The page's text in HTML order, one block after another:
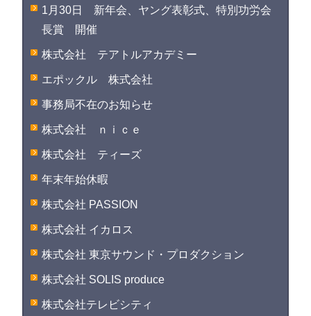
1月30日 新年会、ヤング表彰式、特別功労会
長賞 開催
株式会社 テアトルアカデミー
エポックル 株式会社
事務局不在のお知らせ
株式会社 ｎｉｃｅ
株式会社 ティーズ
年末年始休暇
株式会社 PASSION
株式会社 イカロス
株式会社 東京サウンド・プロダクション
株式会社 SOLIS produce
株式会社テレビシティ